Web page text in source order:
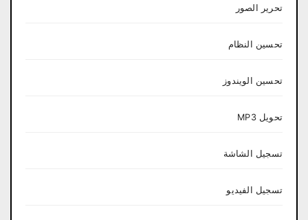
تحرير الصور
تحسين النظام
تحسين الويندوز
تحويل MP3
تسجيل الشاشة
تسجيل الفيديو